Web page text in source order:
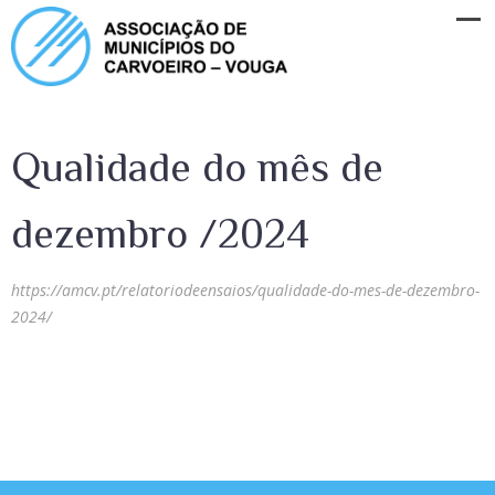
Qualidade do mês de
dezembro /2024
https://amcv.pt/relatoriodeensaios/qualidade-do-mes-de-dezembro-
2024/